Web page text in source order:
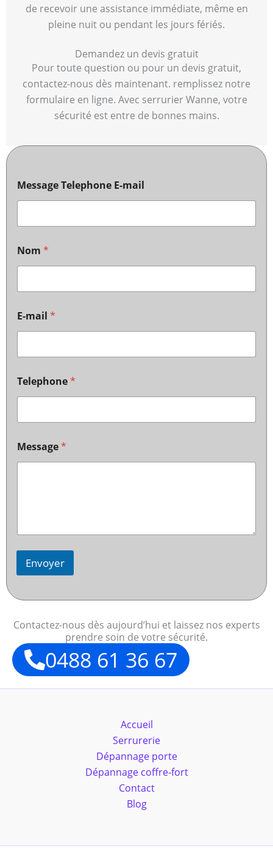
de recevoir une assistance immédiate, même en
pleine nuit ou pendant les jours fériés.
Demandez un devis gratuit
Pour toute question ou pour un devis gratuit,
contactez-nous dès maintenant. remplissez notre
formulaire en ligne. Avec serrurier Wanne, votre
sécurité est entre de bonnes mains.
Message Telephone E-mail
Nom *
E-mail *
Telephone*
Message*
Envoyer
Contactez-nous dès aujourd’hui et laissez nos experts
prendre soin de votre sécurité.
0488 61 36 67
Accueil
Serrurerie
Dépannage porte
Dépannage coffre-fort
Contact
Blog